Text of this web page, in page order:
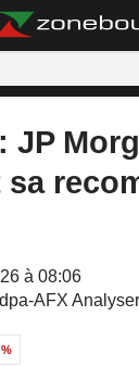
JP
à 08:06
AFX Analyser